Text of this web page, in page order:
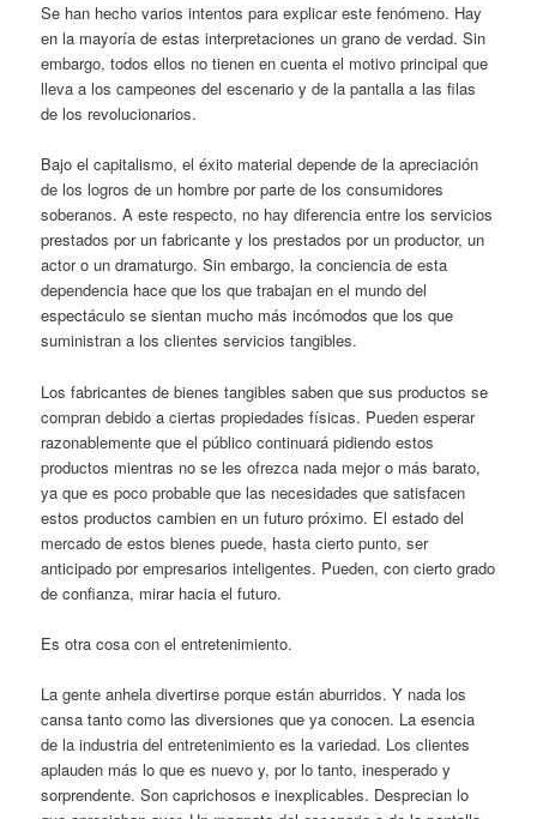
Se han hecho varios intentos para explicar este fenómeno. Hay
en la mayoría de estas interpretaciones un grano de verdad. Sin
embargo, todos ellos no tienen en cuenta el motivo principal que
lleva a los campeones del escenario y de la pantalla a las filas
de los revolucionarios.
Bajo el capitalismo, el éxito material depende de la apreciación
de los logros de un hombre por parte de los consumidores
soberanos. A este respecto, no hay diferencia entre los servicios
prestados por un fabricante y los prestados por un productor, un
actor o un dramaturgo. Sin embargo, la conciencia de esta
dependencia hace que los que trabajan en el mundo del
espectáculo se sientan mucho más incómodos que los que
suministran a los clientes servicios tangibles.
Los fabricantes de bienes tangibles saben que sus productos se
compran debido a ciertas propiedades físicas. Pueden esperar
razonablemente que el público continuará pidiendo estos
productos mientras no se les ofrezca nada mejor o más barato,
ya que es poco probable que las necesidades que satisfacen
estos productos cambien en un futuro próximo. El estado del
mercado de estos bienes puede, hasta cierto punto, ser
anticipado por empresarios inteligentes. Pueden, con cierto grado
de confianza, mirar hacia el futuro.
Es otra cosa con el entretenimiento.
La gente anhela divertirse porque están aburridos. Y nada los
cansa tanto como las diversiones que ya conocen. La esencia
de la industria del entretenimiento es la variedad. Los clientes
aplauden más lo que es nuevo y, por lo tanto, inesperado y
sorprendente. Son caprichosos e inexplicables. Desprecian lo